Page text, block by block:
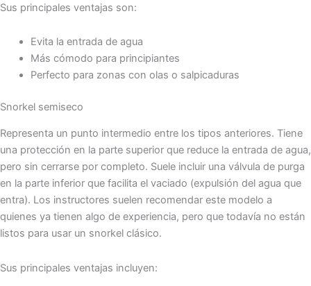
Sus principales ventajas son:
Evita la entrada de agua
Más cómodo para principiantes
Perfecto para zonas con olas o salpicaduras
Snorkel semiseco
Representa un punto intermedio entre los tipos anteriores. Tiene
una protección en la parte superior que reduce la entrada de agua,
pero sin cerrarse por completo. Suele incluir una válvula de purga
en la parte inferior que facilita el vaciado (expulsión del agua que
entra). Los instructores suelen recomendar este modelo a
quienes ya tienen algo de experiencia, pero que todavía no están
listos para usar un snorkel clásico.
Sus principales ventajas incluyen: